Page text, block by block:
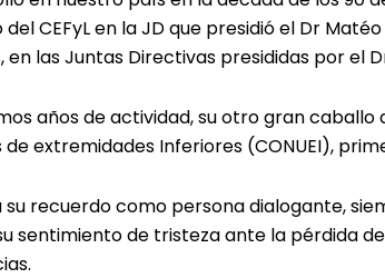
CEFyL en la JD que presidió el Dr
en las Juntas Directivas presididas por el
años de actividad, su otro gran
de extremidades Inferiores (CONUEI),
su recuerdo como persona dialogante,
sentimiento de tristeza ante la pérdida